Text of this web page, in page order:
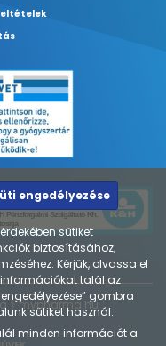
⚕︎ mypharma.hu
engedélyezése
sütiket
biztosításához,
Kérjük, olvassa el
információkat talál az
gombra
sütiket használ.
minden információt a